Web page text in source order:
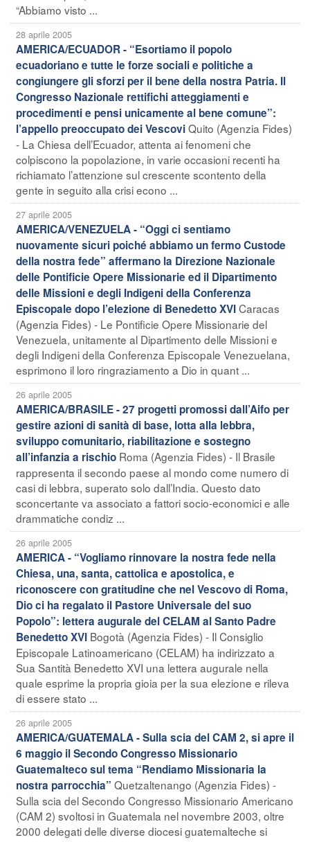
“Abbiamo visto ...
28 aprile 2005
AMERICA/ECUADOR - “Esortiamo il popolo
ecuadoriano e tutte le forze sociali e politiche a
congiungere gli sforzi per il bene della nostra Patria. Il
Congresso Nazionale rettifichi atteggiamenti e
procedimenti e pensi unicamente al bene comune”:
l’appello preoccupato dei VescoviQuito (Agenzia Fides)
- La Chiesa dell’Ecuador, attenta ai fenomeni che
colpiscono la popolazione, in varie occasioni recenti ha
richiamato l’attenzione sul crescente scontento della
gente in seguito alla crisi econo ...
27 aprile 2005
AMERICA/VENEZUELA - “Oggi ci sentiamo
nuovamente sicuri poiché abbiamo un fermo Custode
della nostra fede” affermano la Direzione Nazionale
delle Pontificie Opere Missionarie ed il Dipartimento
delle Missioni e degli Indigeni della Conferenza
Episcopale dopo l’elezione di Benedetto XVICaracas
(Agenzia Fides) - Le Pontificie Opere Missionarie del
Venezuela, unitamente al Dipartimento delle Missioni e
degli Indigeni della Conferenza Episcopale Venezuelana,
esprimono il loro ringraziamento a Dio in quant ...
26 aprile 2005
AMERICA/BRASILE - 27 progetti promossi dall’Aifo per
gestire azioni di sanità di base, lotta alla lebbra,
sviluppo comunitario, riabilitazione e sostegno
all’infanzia a rischio Roma (Agenzia Fides) - Il Brasile
rappresenta il secondo paese al mondo come numero di
casi di lebbra, superato solo dall’India. Questo dato
sconcertante va associato a fattori socio-economici e alle
drammatiche condiz ...
26 aprile 2005
AMERICA - “Vogliamo rinnovare la nostra fede nella
Chiesa, una, santa, cattolica e apostolica, e
riconoscere con gratitudine che nel Vescovo di Roma,
Dio ci ha regalato il Pastore Universale del suo
Popolo”: lettera augurale del CELAM al Santo Padre
Benedetto XVI Bogotà (Agenzia Fides) - Il Consiglio
Episcopale Latinoamericano (CELAM) ha indirizzato a
Sua Santità Benedetto XVI una lettera augurale nella
quale esprime la propria gioia per la sua elezione e rileva
di essere stato ...
26 aprile 2005
AMERICA/GUATEMALA - Sulla scia del CAM 2, si apre il
6 maggio il Secondo Congresso Missionario
Guatemalteco sul tema “Rendiamo Missionaria la
nostra parrocchia” Quetzaltenango (Agenzia Fides) -
Sulla scia del Secondo Congresso Missionario Americano
(CAM 2) svoltosi in Guatemala nel novembre 2003, oltre
2000 delegati delle diverse diocesi guatemalteche si